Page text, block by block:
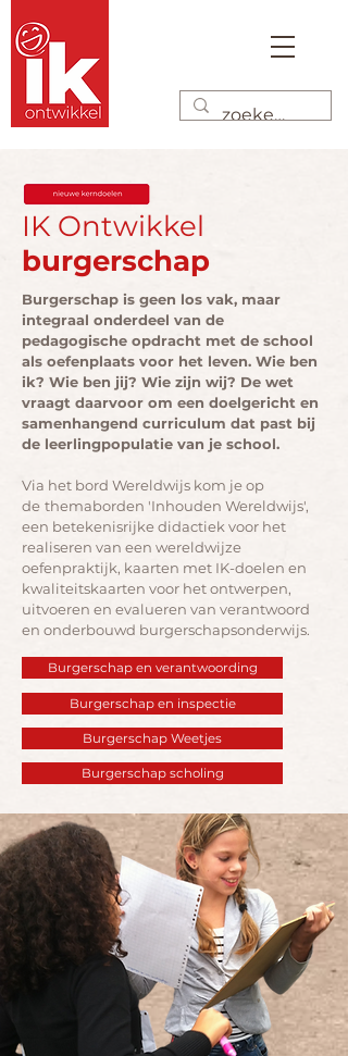
IK Ontwikkel
burgerschap
Burgerschap is geen los vak, maar
integraal onderdeel van de
pedagogische opdracht met de school
als oefenplaats voor het leven. Wie ben
ik? Wie ben jij? Wie zijn wij? De wet
vraagt daarvoor om een doelgericht en
samenhangend curriculum dat past bij
de leerlingpopulatie van je school.
Via het bord Wereldwijs kom je op
de themaborden 'Inhouden Wereldwijs',
een betekenisrijke didactiek voor het
realiseren van een wereldwijze
oefenpraktijk, kaarten met IK-doelen en
kwaliteitskaarten voor het ontwerpen,
uitvoeren en evalueren van verantwoord
en onderbouwd burgerschapsonderwijs.
Burgerschap en verantwoording
Burgerschap en inspectie
Burgerschap Weetjes
Burgerschap scholing